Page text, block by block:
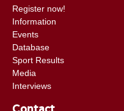
Register now!
Information
Events
Database
Sport Results
Media
Interviews